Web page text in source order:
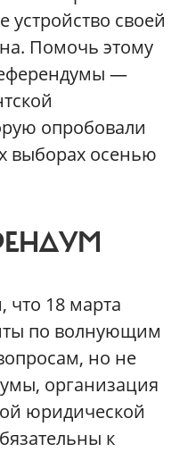
устройство своей
Помочь этому
—
опробовали
выборах осенью
что 18 марта
по волнующим
но не
организация
юридической
к